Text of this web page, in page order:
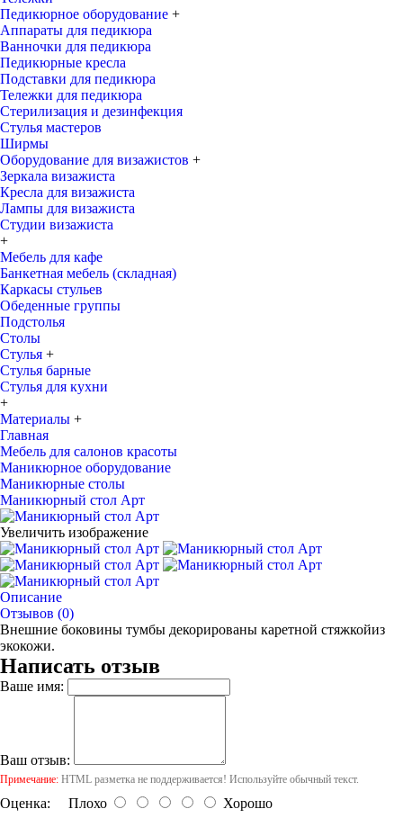
Педикюрное оборудование +
Аппараты для педикюра
Ванночки для педикюра
Педикюрные кресла
Подставки для педикюра
Тележки для педикюра
Стерилизация и дезинфекция
Стулья мастеров
Ширмы
Оборудование для визажистов +
Зеркала визажиста
Кресла для визажиста
Лампы для визажиста
Студии визажиста
+
Мебель для кафе
Банкетная мебель (складная)
Каркасы стульев
Обеденные группы
Подстолья
Столы
Стулья +
Стулья барные
Стулья для кухни
+
Материалы +
Главная
Мебель для салонов красоты
Маникюрное оборудование
Маникюрные столы
Маникюрный стол Арт
Увеличить изображение
Описание
Отзывов (0)
Внешние боковины тумбы декорированы каретной стяжкойиз
экокожи.
Написать отзыв
Ваше имя:
Ваш отзыв:
Примечание: HTML разметка не поддерживается! Используйте обычный текст.
Оценка: Плохо Хорошо